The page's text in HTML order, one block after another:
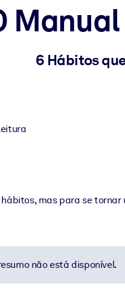
de negócios confiável e
confiável e estruturado para
6 Hábitos
mas para se tornar
não está disponível.